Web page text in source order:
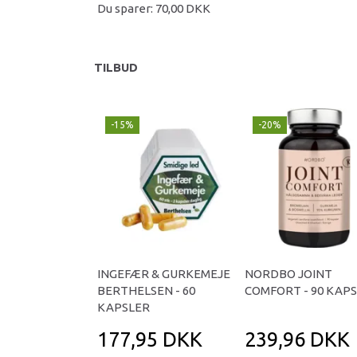
Du sparer: 70,00 DKK
TILBUD
-15%
INGEFÆR & GURKEMEJE
BERTHELSEN - 60
KAPSLER
177,95 DKK
-20%
NORDBO JOINT
COMFORT - 90
239,96 DKK